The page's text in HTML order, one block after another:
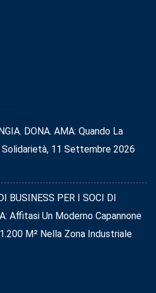
DONA. AMA: Quando La
11 Settembre 2026
BUSINESS PER I SOCI DI
Affitasi Un Moderno Capannone
M² Nella Zona Industriale